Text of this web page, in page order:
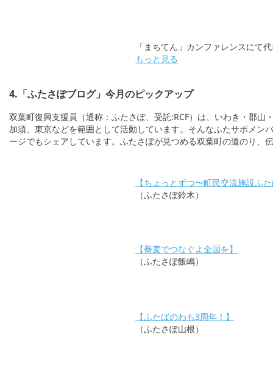
「まちてん」カンファレンスにて
もっと見る
4.「ふたさぽブログ」今月のピックアップ
双葉町復興支援員（通称：ふたさぽ、受託:RCF）は、いわき・郡
加須、東京などを範囲として活動しています。そんなふたサポメン
ージでもシェアしています。ふたさぽが見つめる双葉町の道のり、
【ちょっとずつ〜町民交流施設ふ
（ふたさぽ鈴木）
【蕎麦でつなぐよ全国を】
（ふたさぽ飯嶋）
【ふたばのわも3周年！】
（ふたさぽ山根）